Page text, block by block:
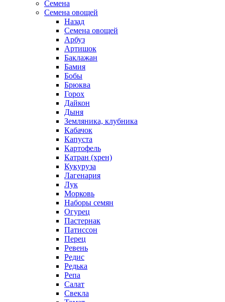
Семена
Семена овощей
Назад
Семена овощей
Арбуз
Артишок
Баклажан
Бамия
Бобы
Брюква
Горох
Дайкон
Дыня
Земляника, клубника
Кабачок
Капуста
Картофель
Катран (хрен)
Кукуруза
Лагенария
Лук
Морковь
Наборы семян
Огурец
Пастернак
Патиссон
Перец
Ревень
Редис
Редька
Репа
Салат
Свекла